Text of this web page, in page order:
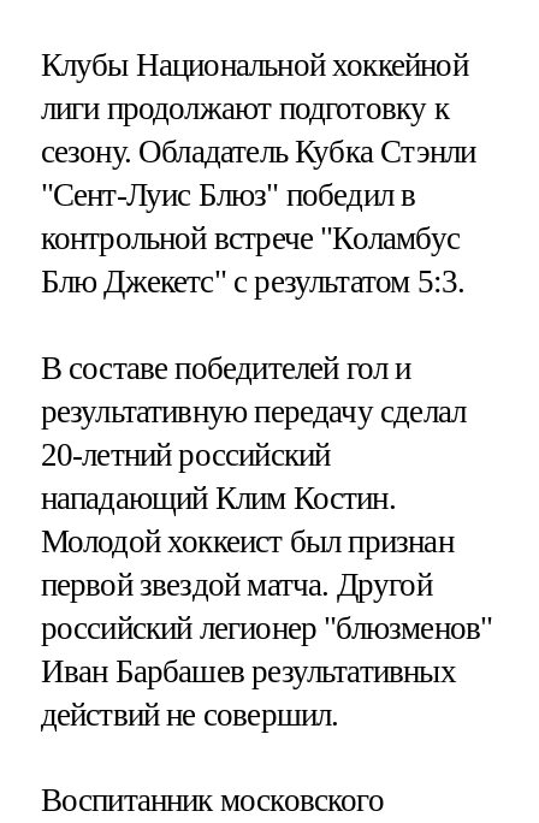
Клубы Национальной хоккейной
лиги продолжают подготовку к
сезону. Обладатель Кубка Стэнли
"Сент-Луис Блюз" победил в
контрольной встрече "Коламбус
Блю Джекетс" с результатом 5:3.
В составе победителей гол и
результативную передачу сделал
20-летний российский
нападающий Клим Костин.
Молодой хоккеист был признан
первой звездой матча. Другой
российский легионер "блюзменов"
Иван Барбашев результативных
действий не совершил.
Воспитанник московского